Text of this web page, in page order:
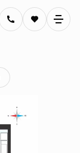
5 340 000 руб.